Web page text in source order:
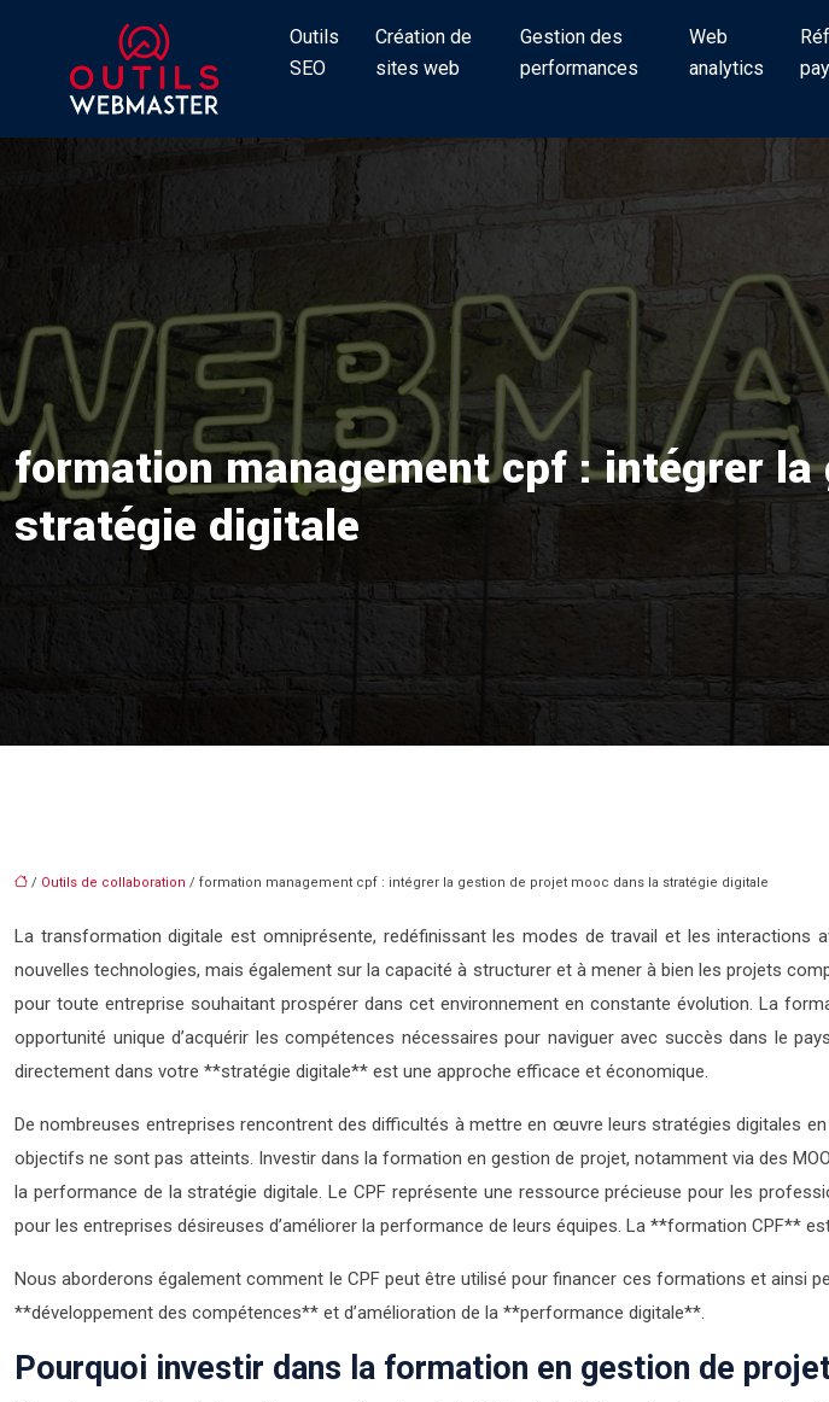
Outils
SEO
Création de
sites web
Gestion des
performances
Web
analytics
formation management cpf : intégrer
stratégie digitale
/ Outils de collaboration / formation management cpf : intégrer la gestion de projet mooc dans la stratégie digitale
La transformation digitale est omniprésente, redéfinissant les modes de travail et les
nouvelles technologies, mais également sur la capacité à structurer et à mener à bien les projets
pour toute entreprise souhaitant prospérer dans cet environnement en constante évolution. La
opportunité unique d’acquérir les compétences nécessaires pour naviguer avec succès dans le
directement dans votre **stratégie digitale** est une approche efficace et économique.
De nombreuses entreprises rencontrent des difficultés à mettre en œuvre leurs stratégies digitales
objectifs ne sont pas atteints. Investir dans la formation en gestion de projet, notamment via des
la performance de la stratégie digitale. Le CPF représente une ressource précieuse pour les
pour les entreprises désireuses d’améliorer la performance de leurs équipes. La **formation CPF**
Nous aborderons également comment le CPF peut être utilisé pour financer ces formations et ainsi
**développement des compétences** et d’amélioration de la **performance digitale**.
Pourquoi investir dans la formation en gestion de